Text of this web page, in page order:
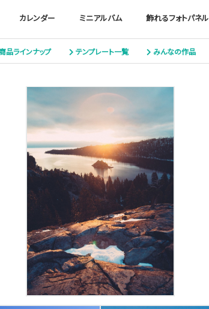
カレンダー ミニアルバム 飾れるフォトパネル
品ラインナップ テンプレート一覧 みんなの作品